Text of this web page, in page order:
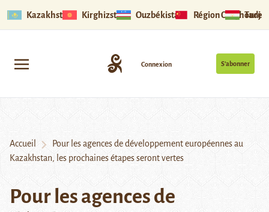
Kazakhstan Kirghizstan Ouzbékistan Région Ouïghoure
S’abonner
Connexion
Accueil
Pour les agences de développement européennes au
Kazakhstan, les prochaines étapes seront vertes
Pour les agences de